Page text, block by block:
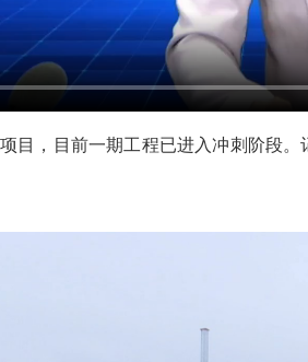
，目前一期工程已进入冲刺阶段。